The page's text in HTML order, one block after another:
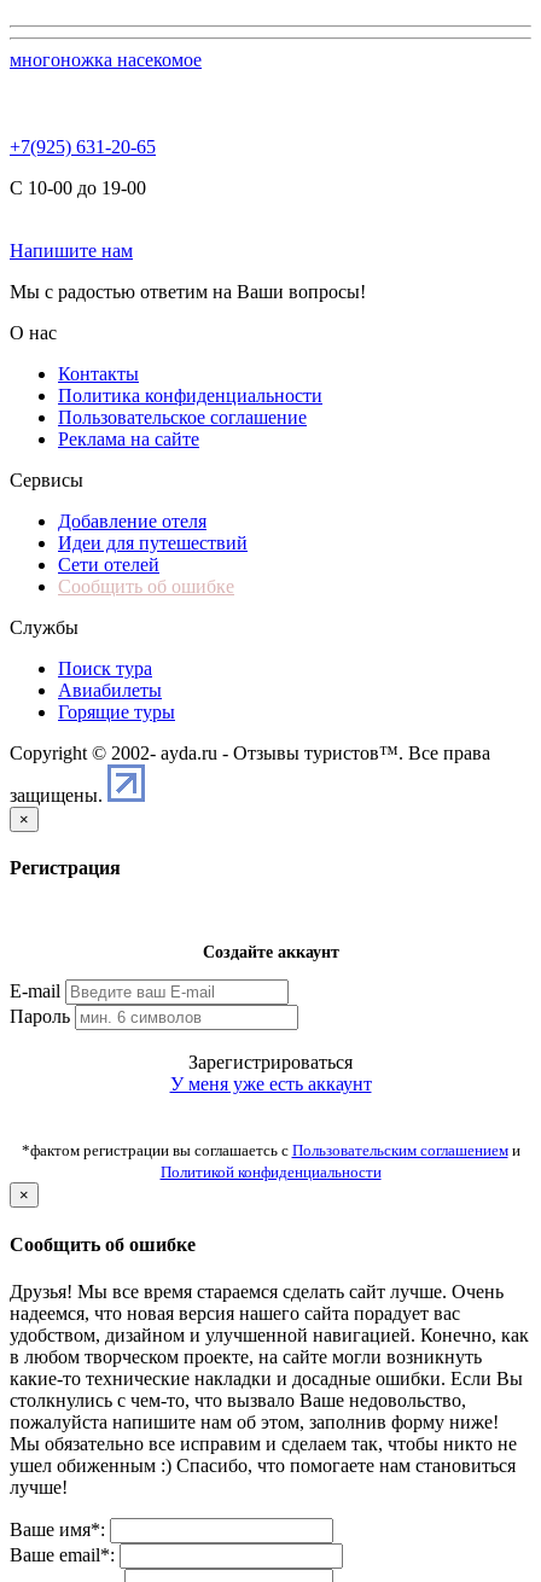
многоножка насекомое
+7(925) 631-20-65
С 10-00 до 19-00
Напишите нам
Мы с радостью ответим на Ваши вопросы!
О нас
Контакты
Политика конфиденциальности
Пользовательское соглашение
Реклама на сайте
Сервисы
Добавление отеля
Идеи для путешествий
Сети отелей
Сообщить об ошибке
Службы
Поиск тура
Авиабилеты
Горящие туры
Copyright © 2002- ayda.ru - Отзывы туристов™. Все права
защищены.
×
Регистрация
Создайте аккаунт
E-mail
Пароль
Зарегистрироваться
У меня уже есть аккаунт
*фактом регистрации вы соглашаетсь с Пользовательским соглашениеми
Политикой конфиденциальности
×
Сообщить об ошибке
Друзья! Мы все время стараемся сделать сайт лучше. Очень
надеемся, что новая версия нашего сайта порадует вас
удобством, дизайном и улучшенной навигацией. Конечно, как
в любом творческом проекте, на сайте могли возникнуть
какие-то технические накладки и досадные ошибки. Если Вы
столкнулись с чем-то, что вызвало Ваше недовольство,
пожалуйста напишите нам об этом, заполнив форму ниже!
Мы обязательно все исправим и сделаем так, чтобы никто не
ушел обиженным :) Спасибо, что помогаете нам становиться
лучше!
Ваше имя*:
Ваше email*: